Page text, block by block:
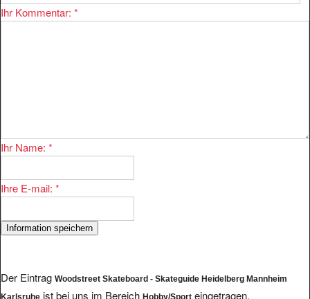
Ihr Kommentar: *
Ihr Name: *
Ihre E-mail: *
Der Eintrag Woodstreet Skateboard - Skateguide Heidelberg Mannheim
Karlsruhe ist bei uns im Bereich Hobby/Sport eingetragen.